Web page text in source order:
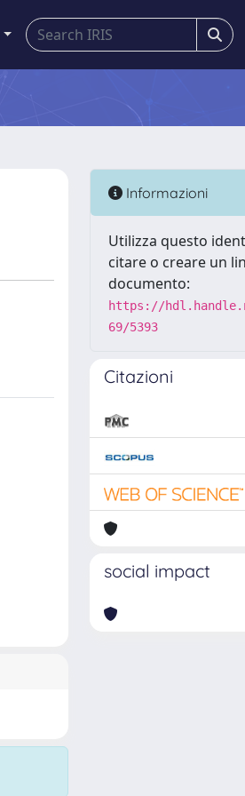
Informazioni
Utilizza questo
citare o creare un
documento:
https://
69/5393
Citazioni
social impact